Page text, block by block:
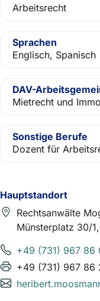
Hauptstandort
Rechtsanwälte
Münsterplatz 30/
+49 (731) 967 86
+49 (731) 967 86
Arbeitsrecht
Sprachen
Englisch, Spanisch
DAV-
Mietrecht und
Sonstige Berufe
Dozent für